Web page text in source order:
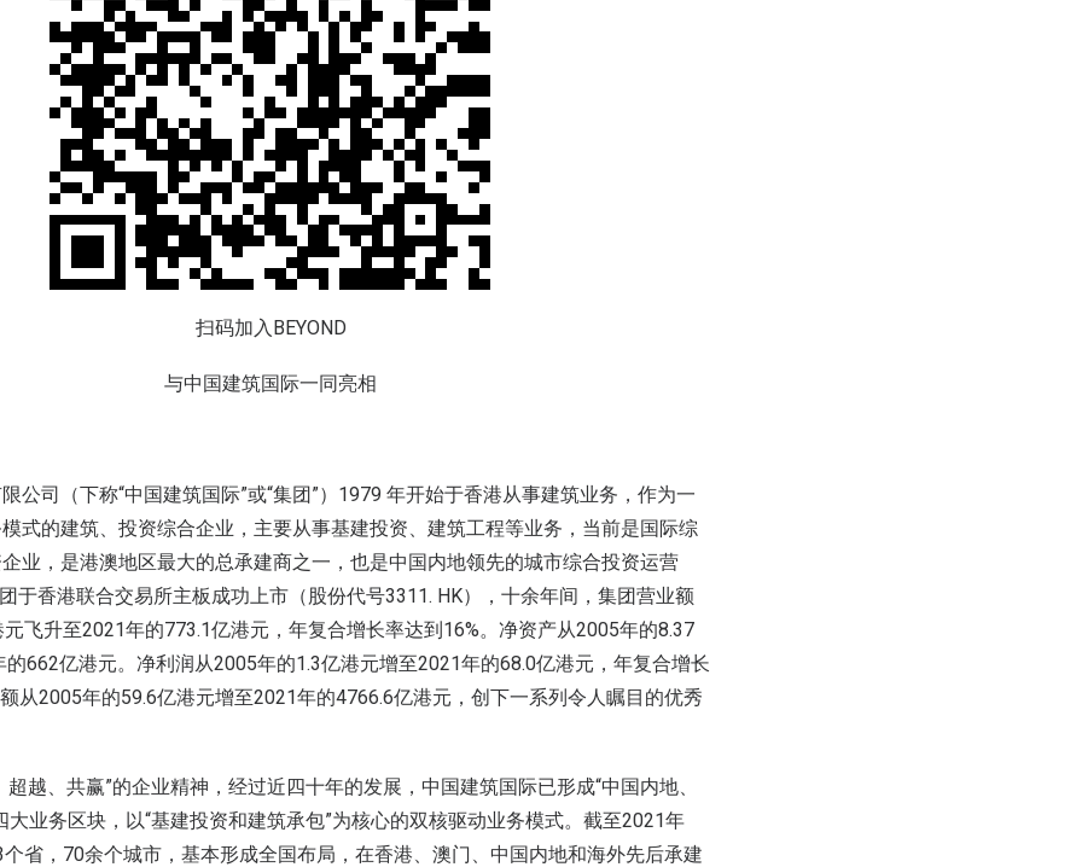
扫码加入BEYOND
与中国建筑国际一同亮相
公司（下称“中国建筑国际”或“集团”）1979 年开始于香港从事建筑业务，作为一
式的建筑、投资综合企业，主要从事基建投资、建筑工程等业务，当前是国际综
业，是港澳地区最大的总承建商之一，也是中国内地领先的城市综合投资运营
于香港联合交易所主板成功上市（股份代号3311. HK），十余年间，集团营业额
飞升至2021年的773.1亿港元，年复合增长率达到16%。净资产从2005年的8.37
662亿港元。净利润从2005年的1.3亿港元增至2021年的68.0亿港元，年复合增长
从2005年的59.6亿港元增至2021年的4766.6亿港元，创下一系列令人瞩目的优秀
超越、共赢”的企业精神，经过近四十年的发展，中国建筑国际已形成“中国内地、
大业务区块，以“基建投资和建筑承包”为核心的双核驱动业务模式。截至2021年
省，70余个城市，基本形成全国布局，在香港、澳门、中国内地和海外先后承建